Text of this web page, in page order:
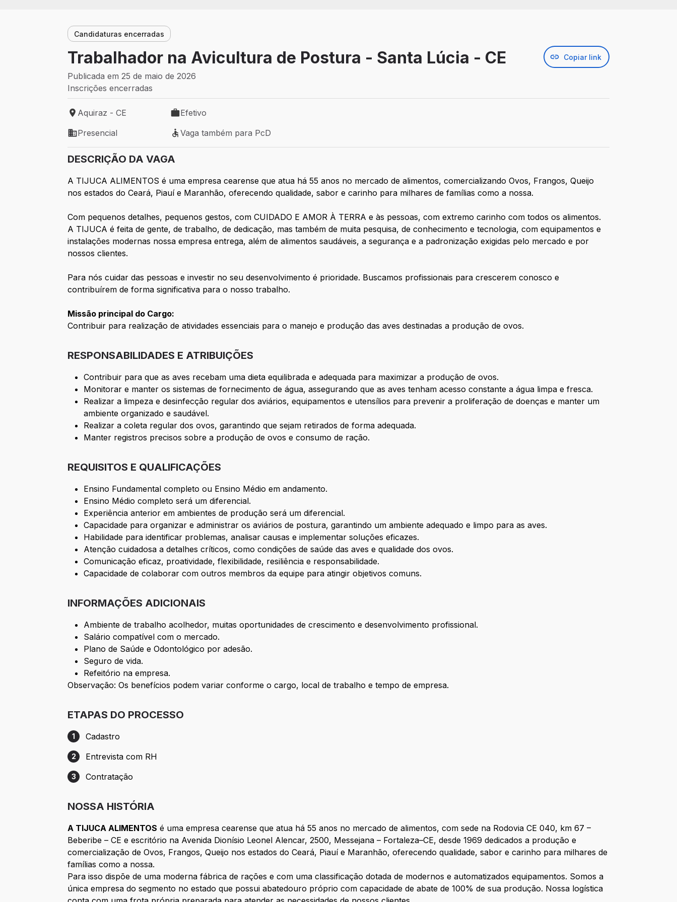
Candidaturas encerradas
Trabalhador na Avicultura de Postura - Santa Lúcia - CE Copiar link
Publicada em 25 de maio de 2026
Inscrições encerradas
Local de trabalho: Aquiraz - CE
Aquiraz - CE
Tipo de vaga: Efetivo
Efetivo
Modelo de trabalho: Presencial
Presencial
Vaga também para PcD
Vaga também para PcD
DESCRIÇÃO DA VAGA
A TIJUCA ALIMENTOS é uma empresa cearense que atua há 55 anos no mercado de alimentos, comercializando Ovos, Frangos, Queijo
nos estados do Ceará, Piauí e Maranhão, oferecendo qualidade, sabor e carinho para milhares de famílias como a nossa.
Com pequenos detalhes, pequenos gestos, com CUIDADO E AMOR À TERRA e às pessoas, com extremo carinho com todos os alimentos.
A TIJUCA é feita de gente, de trabalho, de dedicação, mas também de muita pesquisa, de conhecimento e tecnologia, com equipamentos e
instalações modernas nossa empresa entrega, além de alimentos saudáveis, a segurança e a padronização exigidas pelo mercado e por
nossos clientes.
Para nós cuidar das pessoas e investir no seu desenvolvimento é prioridade. Buscamos profissionais para crescerem conosco e
contribuírem de forma significativa para o nosso trabalho.
Missão principal do Cargo:
Contribuir para realização de atividades essenciais para o manejo e produção das aves destinadas a produção de ovos.
RESPONSABILIDADES E ATRIBUIÇÕES
Contribuir para que as aves recebam uma dieta equilibrada e adequada para maximizar a produção de ovos.
Monitorar e manter os sistemas de fornecimento de água, assegurando que as aves tenham acesso constante a água limpa e fresca.
Realizar a limpeza e desinfecção regular dos aviários, equipamentos e utensílios para prevenir a proliferação de doenças e manter um
ambiente organizado e saudável.
Realizar a coleta regular dos ovos, garantindo que sejam retirados de forma adequada.
Manter registros precisos sobre a produção de ovos e consumo de ração.
REQUISITOS E QUALIFICAÇÕES
Ensino Fundamental completo ou Ensino Médio em andamento.
Ensino Médio completo será um diferencial.
Experiência anterior em ambientes de produção será um diferencial.
Capacidade para organizar e administrar os aviários de postura, garantindo um ambiente adequado e limpo para as aves.
Habilidade para identificar problemas, analisar causas e implementar soluções eficazes.
Atenção cuidadosa a detalhes críticos, como condições de saúde das aves e qualidade dos ovos.
Comunicação eficaz, proatividade, flexibilidade, resiliência e responsabilidade.
Capacidade de colaborar com outros membros da equipe para atingir objetivos comuns.
INFORMAÇÕES ADICIONAIS
Ambiente de trabalho acolhedor, muitas oportunidades de crescimento e desenvolvimento profissional.
Salário compatível com o mercado.
Plano de Saúde e Odontológico por adesão.
Seguro de vida.
Refeitório na empresa.
Observação: Os benefícios podem variar conforme o cargo, local de trabalho e tempo de empresa.
ETAPAS DO PROCESSO
Etapa 1: Cadastro
1 Cadastro
Etapa 2: Entrevista com RH
2 Entrevista com RH
Etapa 3: Contratação
3 Contratação
NOSSA HISTÓRIA
A TIJUCA ALIMENTOS é uma empresa cearense que atua há 55 anos no mercado de alimentos, com sede na Rodovia CE 040, km 67 –
Beberibe – CE e escritório na Avenida Dionísio Leonel Alencar, 2500, Messejana – Fortaleza–CE, desde 1969 dedicados a produção e
comercialização de Ovos, Frangos, Queijo nos estados do Ceará, Piauí e Maranhão, oferecendo qualidade, sabor e carinho para milhares de
famílias como a nossa.
Para isso dispõe de uma moderna fábrica de rações e com uma classificação dotada de modernos e automatizados equipamentos. Somos a
única empresa do segmento no estado que possui abatedouro próprio com capacidade de abate de 100% de sua produção. Nossa logística